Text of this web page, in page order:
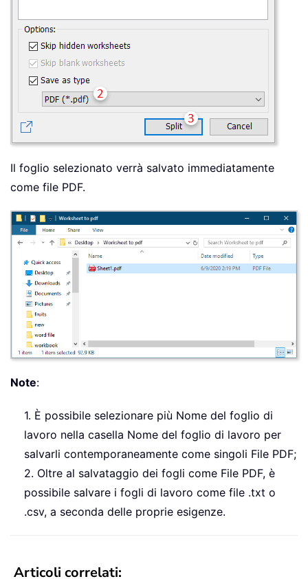
Il foglio selezionato verrà salvato immediatamente
come file PDF.
Note:
1. È possibile selezionare più Nome del foglio di
lavoro nella casella Nome del foglio di lavoro per
salvarli contemporaneamente come singoli File PDF;
2. Oltre al salvataggio dei fogli come File PDF, è
possibile salvare i fogli di lavoro come file .txt o
.csv, a seconda delle proprie esigenze.
Articoli correlati: